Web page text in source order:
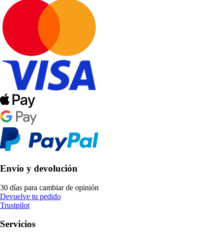
Envío y devolución
30 días para cambiar de opinión
Devuelve tu pedido
Trustpilot
Servicios